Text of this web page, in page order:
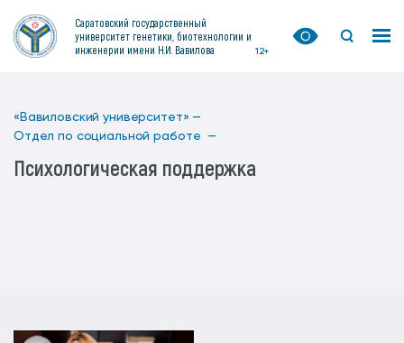
Саратовский государственный
университет генетики, биотехнологии и
инженерии имени Н.И. Вавилова
12+
«Вавиловский университет» —
Отдел по социальной работе —
Психологическая поддержка